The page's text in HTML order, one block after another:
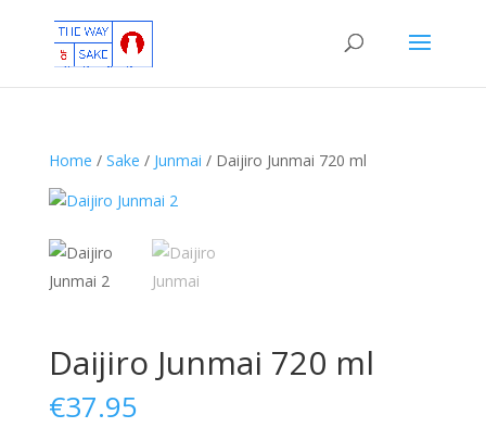
Home / Sake / Junmai / Daijiro Junmai 720 ml
Daijiro Junmai 720 ml
€37.95